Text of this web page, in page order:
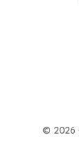
© 2026